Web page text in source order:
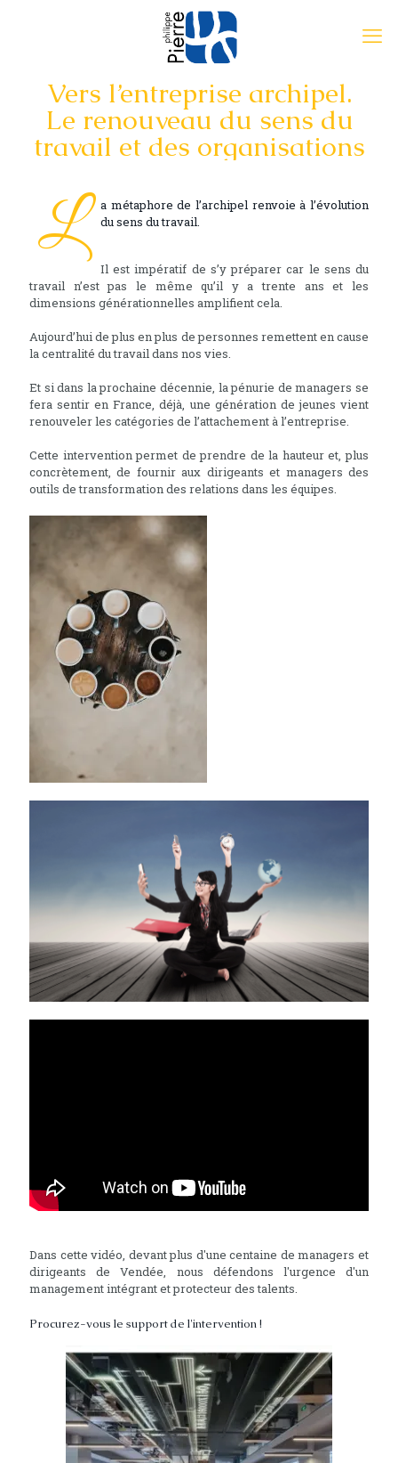
Vers l’entreprise archipel.
Le renouveau du sens du
travail et des organisations
L
a métaphore de l’archipel renvoie à l’évolution
du sens du travail.
Il est impératif de s’y préparer car le sens du
travail n’est pas le même qu’il y a trente ans et les
dimensions générationnelles amplifient cela.
Aujourd’hui de plus en plus de personnes remettent en cause
la centralité du travail dans nos vies.
Et si dans la prochaine décennie, la pénurie de managers se
fera sentir en France, déjà, une génération de jeunes vient
renouveler les catégories de l’attachement à l’entreprise.
Cette intervention permet de prendre de la hauteur et, plus
concrètement, de fournir aux dirigeants et managers des
outils de transformation des relations dans les équipes.
Dans cette vidéo, devant plus d'une centaine de managers et
dirigeants de Vendée, nous défendons l'urgence d'un
management intégrant et protecteur des talents.
Procurez-vous le support de l'intervention !